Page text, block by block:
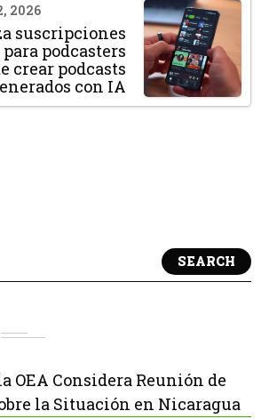
2026
suscripciones
podcasters
crear podcasts
con IA
SEARCH
OEA Considera Reunión de
la Situación en Nicaragua